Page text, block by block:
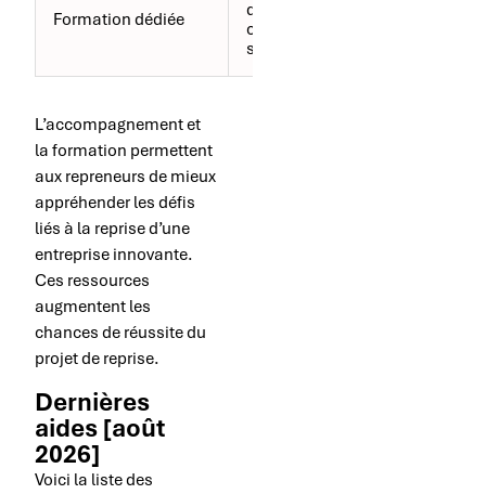
Formation dédiée
de
compétences
spécifiques
L’accompagnement et
la formation permettent
aux repreneurs de mieux
appréhender les défis
liés à la reprise d’une
entreprise innovante.
Ces ressources
augmentent les
chances de réussite du
projet de reprise.
Dernières
aides [août
2026]
Voici la liste des